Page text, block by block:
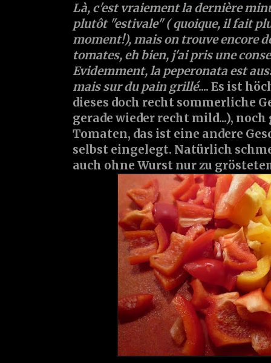
Là, c'est vraiement la dernière
plutôt "estivale" ( quoique, il fait
moment!), mais on trouve encore
tomates, eh bien, j'ai pris une
Evidemment, la peperonata est
mais sur du pain grillé.... Es ist
dieses doch recht sommerliche
gerade wieder recht mild...),
Tomaten, das ist eine andere
selbst eingelegt. Natürlich
auch ohne Wurst nur zu